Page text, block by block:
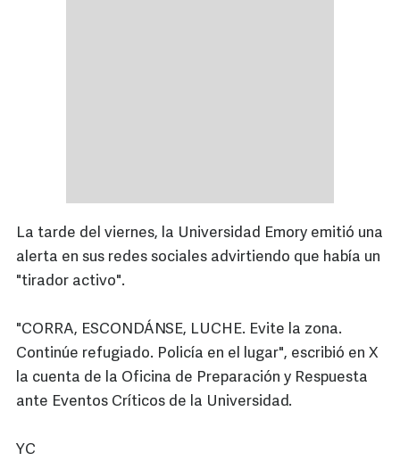
La tarde del viernes, la Universidad Emory emitió una
alerta en sus redes sociales advirtiendo que había un
"tirador activo".
"CORRA, ESCONDÁNSE, LUCHE. Evite la zona.
Continúe refugiado. Policía en el lugar", escribió en X
la cuenta de la Oficina de Preparación y Respuesta
ante Eventos Críticos de la Universidad.
YC